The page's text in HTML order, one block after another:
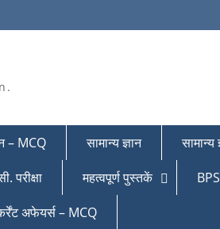
– MCQ सामान्य ज्ञान सामान्य
परीक्षा महत्वपूर्ण पुस्तकें
अफेयर्स – MCQ